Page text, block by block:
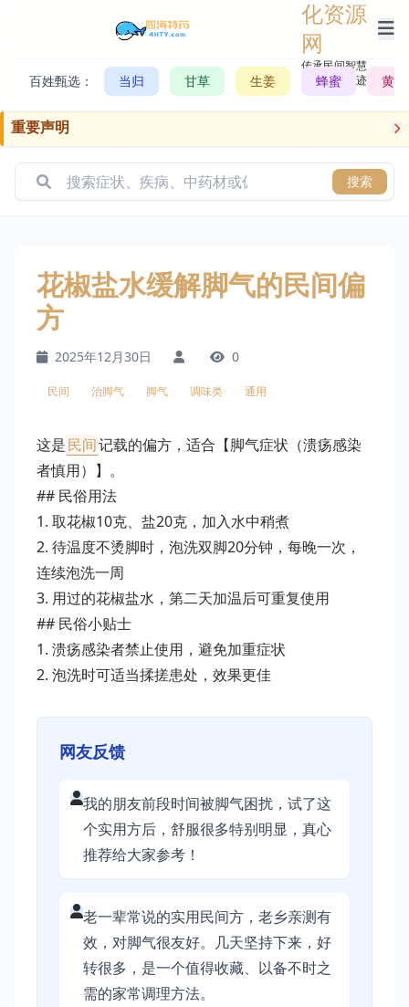
化资源
网
传承民间智慧，
记录历史轨迹
百姓甄选： 当归 甘草 生姜 蜂蜜 黄芪
重要声明
搜索
花椒盐水缓解脚气的民间偏
方
2025年12月30日 0
民间 治脚气 脚气 调味类 通用
这是民间记载的偏方，适合【脚气症状（溃疡感染
者慎用）】。
## 民俗用法
1. 取花椒10克、盐20克，加入水中稍煮
2. 待温度不烫脚时，泡洗双脚20分钟，每晚一次，
连续泡洗一周
3. 用过的花椒盐水，第二天加温后可重复使用
## 民俗小贴士
1. 溃疡感染者禁止使用，避免加重症状
2. 泡洗时可适当揉搓患处，效果更佳
网友反馈
我的朋友前段时间被脚气困扰，试了这
个实用方后，舒服很多特别明显，真心
推荐给大家参考！
老一辈常说的实用民间方，老乡亲测有
效，对脚气很友好。几天坚持下来，好
转很多，是一个值得收藏、以备不时之
需的家常调理方法。